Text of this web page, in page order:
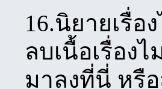
16.นิยายเรื่
ลบเนื้อเรื่อง
มาลงที่นี่ หรื